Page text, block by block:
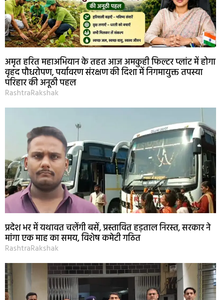
अमृत हरित महाअभियान के तहत आज अमकुही फिल्टर प्लांट में होगा
वृहद पौधरोपण, पर्यावरण संरक्षण की दिशा में निगमायुक्त तपस्या
परिहार की अनूठी पहल
RashtraRakshak
प्रदेश भर में यथावत चलेंगी बसें, प्रस्तावित हड़ताल निरस्त, सरकार ने
मांगा एक माह का समय, विशेष कमेटी गठित
RashtraRakshak